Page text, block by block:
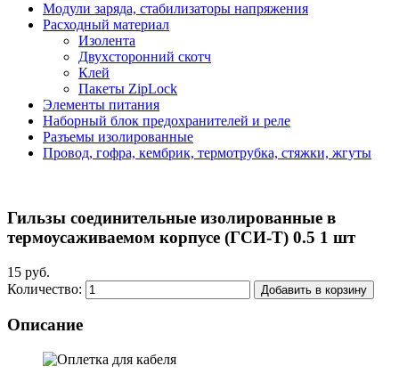
Модули заряда, стабилизаторы напряжения
Расходный материал
Изолента
Двухсторонний скотч
Клей
Пакеты ZipLock
Элементы питания
Наборный блок предохранителей и реле
Разъемы изолированные
Провод, гофра, кембрик, термотрубка, стяжки, жгуты
Гильзы соединительные изолированные в
термоусаживаемом корпусе (ГСИ-Т) 0.5 1 шт
15 руб.
Количество:
Добавить в корзину
Описание